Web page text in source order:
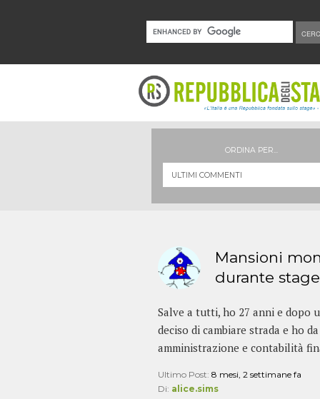
ORDINA PER...
Mansioni
durante
Salve a tutti, ho 27 anni e dopo
deciso di cambiare strada e ho
amministrazione e contabilità
Ultimo Post: 8 mesi, 2 settimane fa
Di: alice.sims